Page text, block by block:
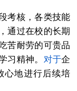
考核，各类技能
通过在校的长期
苦耐劳的可贵品
习精神。 对于企
心地进行后续培